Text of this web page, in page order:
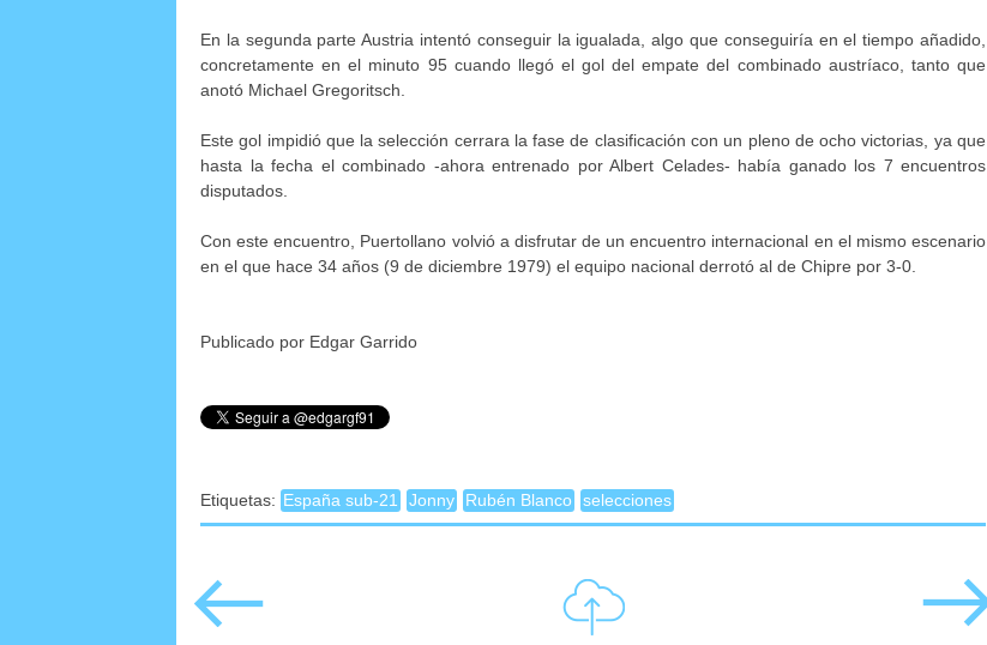
En la segunda parte Austria intentó conseguir la igualada, algo que conseguiría en el tiempo añadido,
concretamente en el minuto 95 cuando llegó el gol del empate del combinado austríaco, tanto que
anotó Michael Gregoritsch.
Este gol impidió que la selección cerrara la fase de clasificación con un pleno de ocho victorias, ya que
hasta la fecha el combinado -ahora entrenado por Albert Celades- había ganado los 7 encuentros
disputados.
Con este encuentro, Puertollano volvió a disfrutar de un encuentro internacional en el mismo escenario
en el que hace 34 años (9 de diciembre 1979) el equipo nacional derrotó al de Chipre por 3-0.
Publicado por Edgar Garrido
Etiquetas: España sub-21 Jonny Rubén Blanco selecciones